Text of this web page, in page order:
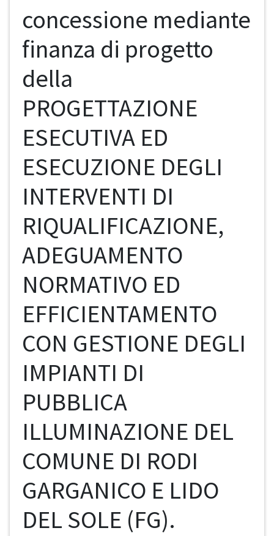
concessione mediante
finanza di progetto
della
PROGETTAZIONE
ESECUTIVA ED
ESECUZIONE DEGLI
INTERVENTI DI
RIQUALIFICAZIONE,
ADEGUAMENTO
NORMATIVO ED
EFFICIENTAMENTO
CON GESTIONE DEGLI
IMPIANTI DI
PUBBLICA
ILLUMINAZIONE DEL
COMUNE DI RODI
GARGANICO E LIDO
DEL SOLE (FG).